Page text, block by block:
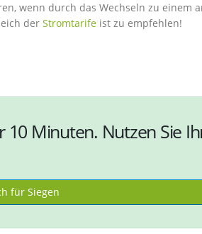
wenn durch das Wechseln zu einem
der Stromtarife ist zu empfehlen!
10 Minuten. Nutzen Sie
für Siegen